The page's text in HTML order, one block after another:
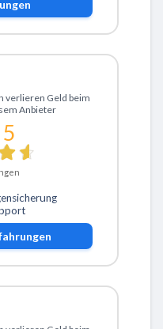
verlieren Geld beim
Anbieter